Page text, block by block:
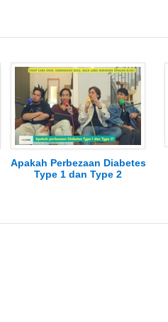
Apakah Perbezaan Diabetes
Type 1 dan Type 2